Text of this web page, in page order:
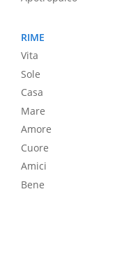
RIME
Vita
Sole
Casa
Mare
Amore
Cuore
Amici
Bene